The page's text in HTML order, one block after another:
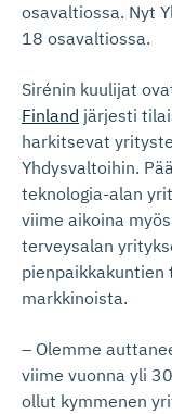
osavaltiossa. Nyt
18 osavaltiossa.
Sirénin kuulijat
Finland järjesti
harkitsevat
Yhdysvaltoihin.
teknologia-alan
viime aikoina
terveysalan
markkinoista.
– Olemme
viime vuonna yli
ollut kymmenen